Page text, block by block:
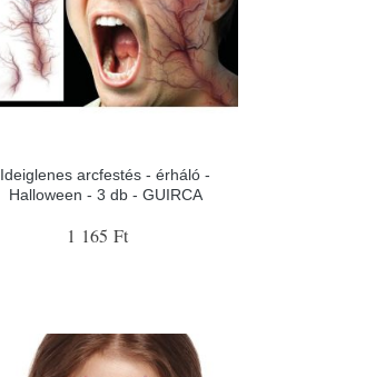
Ideiglenes arcfestés - érháló -
Halloween - 3 db - GUIRCA
1 165 Ft